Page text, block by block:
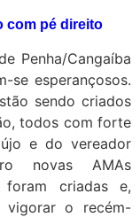
com pé direito
Penha/Cangaíba
se esperançosos.
sendo criados
todos com forte
e do vereador
novas AMAs
foram criadas e,
vigorar o recém-